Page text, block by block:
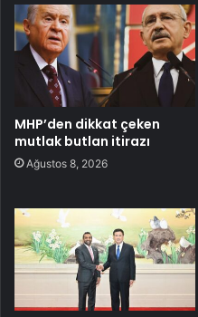
MHP’den dikkat çeken
mutlak butlan itirazı
Ağustos 8, 2026